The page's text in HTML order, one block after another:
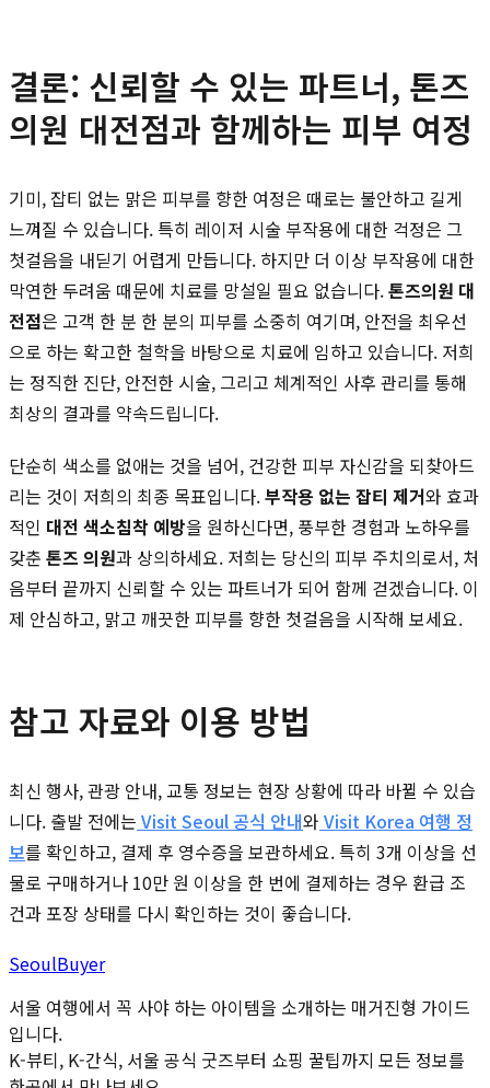
결론: 신뢰할 수 있는 파트너, 톤즈
의원 대전점과 함께하는 피부 여정
기미, 잡티 없는 맑은 피부를 향한 여정은 때로는 불안하고 길게
느껴질 수 있습니다. 특히 레이저 시술 부작용에 대한 걱정은 그
첫걸음을 내딛기 어렵게 만듭니다. 하지만 더 이상 부작용에 대한
막연한 두려움 때문에 치료를 망설일 필요 없습니다.톤즈의원 대
전점은 고객 한 분 한 분의 피부를 소중히 여기며, 안전을 최우선
으로 하는 확고한 철학을 바탕으로 치료에 임하고 있습니다. 저희
는 정직한 진단, 안전한 시술, 그리고 체계적인 사후 관리를 통해
최상의 결과를 약속드립니다.
단순히 색소를 없애는 것을 넘어, 건강한 피부 자신감을 되찾아드
리는 것이 저희의 최종 목표입니다.부작용 없는 잡티 제거와 효과
적인 대전 색소침착 예방을 원하신다면, 풍부한 경험과 노하우를
갖춘 톤즈 의원과 상의하세요. 저희는 당신의 피부 주치의로서, 처
음부터 끝까지 신뢰할 수 있는 파트너가 되어 함께 걷겠습니다. 이
제 안심하고, 맑고 깨끗한 피부를 향한 첫걸음을 시작해 보세요.
참고 자료와 이용 방법
최신 행사, 관광 안내, 교통 정보는 현장 상황에 따라 바뀔 수 있습
니다. 출발 전에는 Visit Seoul 공식 안내와 Visit Korea 여행 정
보를 확인하고, 결제 후 영수증을 보관하세요. 특히 3개 이상을 선
물로 구매하거나 10만 원 이상을 한 번에 결제하는 경우 환급 조
건과 포장 상태를 다시 확인하는 것이 좋습니다.
SeoulBuyer
서울 여행에서 꼭 사야 하는 아이템을 소개하는 매거진형 가이드
입니다.
K-뷰티, K-간식, 서울 공식 굿즈부터 쇼핑 꿀팁까지 모든 정보를